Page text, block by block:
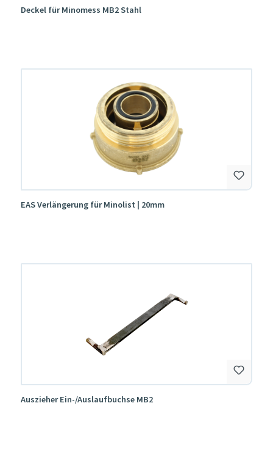
Deckel für Minomess MB2 Stahl
EAS Verlängerung für Minolist | 20mm
Auszieher Ein-/Auslaufbuchse MB2